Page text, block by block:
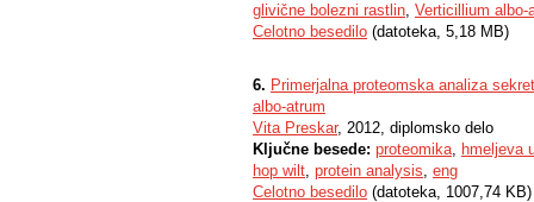
glivične bolezni rastlin, Verticillium albo-
Celotno besedilo (datoteka, 5,18 MB)
6. Primerjalna proteomska analiza
albo-atrum
Vita Preskar, 2012, diplomsko delo
Ključne besede: proteomika, hmeljeva
hop wilt, protein analysis, eng
Celotno besedilo (datoteka, 1007,74 KB)